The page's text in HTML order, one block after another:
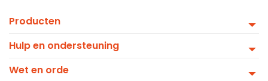
Producten
Hulp en ondersteuning
Wet en orde